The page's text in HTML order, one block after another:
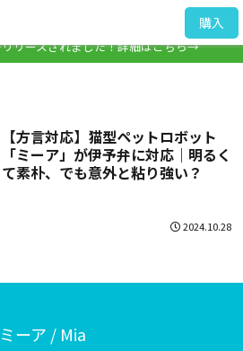
リースされました！詳細はこちら→
【方言対応】猫型ペットロボット
「ミーア」が伊予弁に対応｜明るく
て素朴、でも意外と粘り強い？
2024.10.28
ミーア / Mia
購入